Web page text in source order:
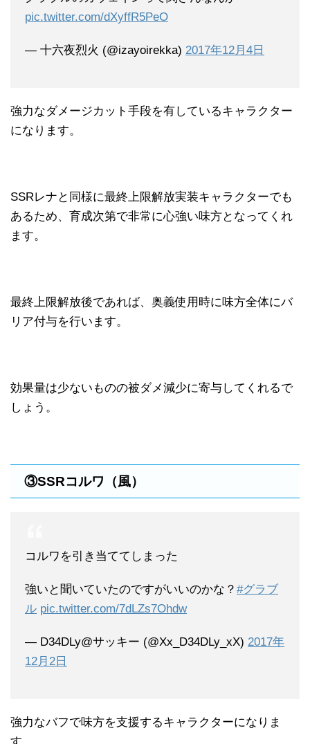
pic.twitter.com/dXyffR5PeO
— 十六夜烈火 (@izayoirekka) 2017年12月4日
強力なダメージカット手段を有しているキャラクター
になります。
SSRレナと同様に最終上限解放実装キャラクターでも
あるため、育成次第で非常に心強い味方となってくれ
ます。
最終上限解放後であれば、奥義使用時に味方全体にバ
リア付与を行います。
効果量は少ないものの被ダメ減少に寄与してくれるで
しょう。
③SSRコルワ（風）
コルワを引き当ててしまった
強いと聞いていたのですがいいのかな？ #グラブ
ル pic.twitter.com/7dLZs7Ohdw
— D34DLy@サッキー (@Xx_D34DLy_xX) 2017年
12月2日
強力なバフで味方を支援するキャラクターになりま